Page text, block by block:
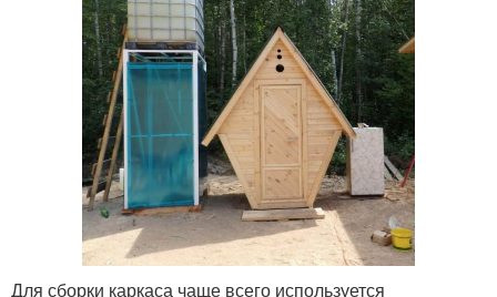
Для сборки каркаса чаще всего используется